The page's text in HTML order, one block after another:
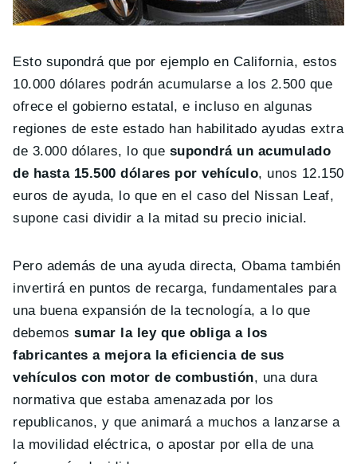
Esto supondrá que por ejemplo en California, estos
10.000 dólares podrán acumularse a los 2.500 que
ofrece el gobierno estatal, e incluso en algunas
regiones de este estado han habilitado ayudas extra
de 3.000 dólares, lo que supondrá un acumulado
de hasta 15.500 dólares por vehículo, unos 12.150
euros de ayuda, lo que en el caso del Nissan Leaf,
supone casi dividir a la mitad su precio inicial.
Pero además de una ayuda directa, Obama también
invertirá en puntos de recarga, fundamentales para
una buena expansión de la tecnología, a lo que
debemos sumar la ley que obliga a los
fabricantes a mejora la eficiencia de sus
vehículos con motor de combustión, una dura
normativa que estaba amenazada por los
republicanos, y que animará a muchos a lanzarse a
la movilidad eléctrica, o apostar por ella de una